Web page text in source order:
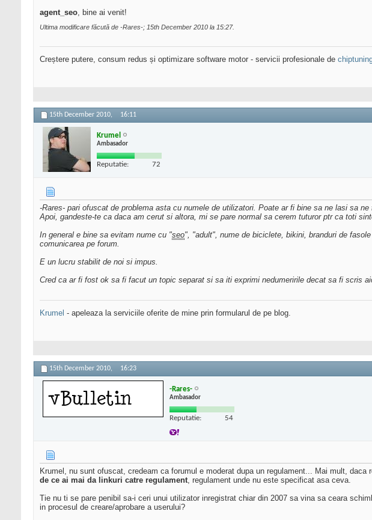
agent_seo, bine ai venit!
Ultima modificare făcută de -Rares-; 15th December 2010 la 15:27.
Creștere putere, consum redus și optimizare software motor - servicii profesionale de
15th December 2010, 16:11
Krumel
Ambasador
Reputatie: 72
-Rares- pari ofuscat de problema asta cu numele de utilizatori. Poate ar fi bine sa ne lasi sa
Apoi, gandeste-te ca daca am cerut si altora, mi se pare normal sa cerem tuturor ptr ca toti
In general e bine sa evitam nume cu "seo", "adult", nume de biciclete, bikini, branduri de
comunicarea pe forum.
E un lucru stabilit de noi si impus.
Cred ca ar fi fost ok sa fi facut un topic separat si sa iti exprimi nedumeririle decat sa fi scris
Krumel - apeleaza la serviciile oferite de mine prin formularul de pe blog.
15th December 2010, 16:23
-Rares-
Ambasador
Reputatie: 54
Krumel, nu sunt ofuscat, credeam ca forumul e moderat dupa un regulament... Mai mult,
de ce ai mai da linkuri catre regulament, regulament unde nu este specificat asa ceva.
Tie nu ti se pare penibil sa-i ceri unui utilizator inregistrat chiar din 2007 sa vina sa ceara
in procesul de creare/aprobare a userului?